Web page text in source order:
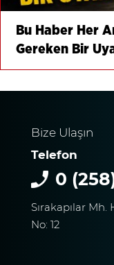
Bu Haber Her
Gereken Bir
Bize Ulaşın
Telefon
0
Sırakapılar
No: 12